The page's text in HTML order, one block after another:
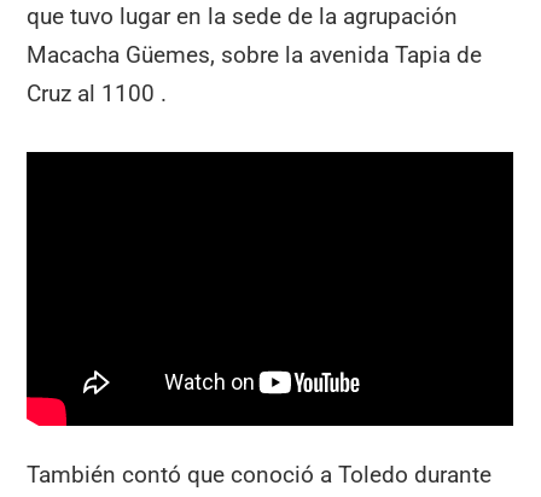
que tuvo lugar en la sede de la agrupación
Macacha Güemes, sobre la avenida Tapia de
Cruz al 1100 .
También contó que conoció a Toledo durante